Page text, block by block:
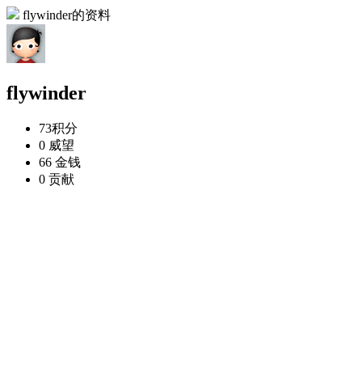
flywinder的资料
flywinder
73积分
0 威望
66 金钱
0 贡献